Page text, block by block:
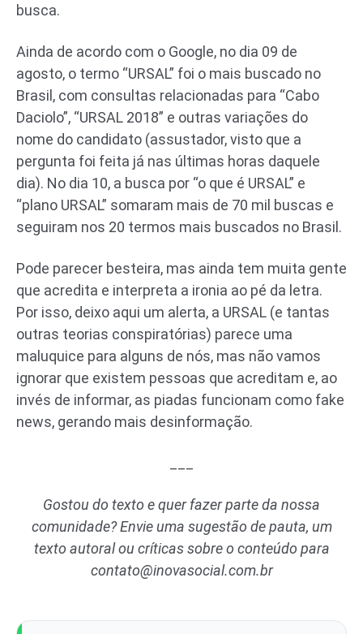
busca.
Ainda de acordo com o Google, no dia 09 de
agosto, o termo “URSAL” foi o mais buscado no
Brasil, com consultas relacionadas para “Cabo
Daciolo”, “URSAL 2018” e outras variações do
nome do candidato (assustador, visto que a
pergunta foi feita já nas últimas horas daquele
dia). No dia 10, a busca por “o que é URSAL” e
“plano URSAL” somaram mais de 70 mil buscas e
seguiram nos 20 termos mais buscados no Brasil.
Pode parecer besteira, mas ainda tem muita gente
que acredita e interpreta a ironia ao pé da letra.
Por isso, deixo aqui um alerta, a URSAL (e tantas
outras teorias conspiratórias) parece uma
maluquice para alguns de nós, mas não vamos
ignorar que existem pessoas que acreditam e, ao
invés de informar, as piadas funcionam como fake
news, gerando mais desinformação.
Gostou do texto e quer fazer parte da nossa
comunidade? Envie uma sugestão de pauta, um
texto autoral ou críticas sobre o conteúdo para
contato@inovasocial.com.br